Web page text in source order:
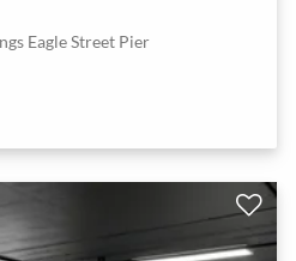
Eagle Street Pier